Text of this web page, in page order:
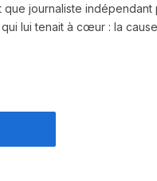
que journaliste indépendant
lui tenait à cœur : la cause